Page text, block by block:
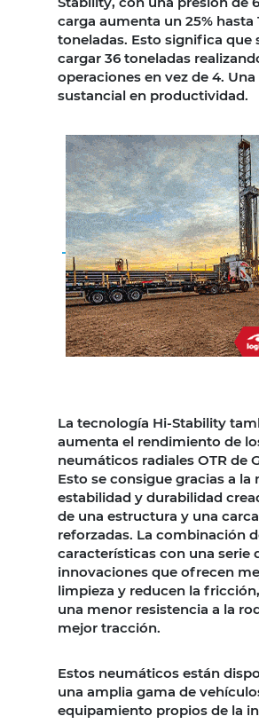
carga aumenta un 25% hasta
toneladas. Esto significa que
cargar 36 toneladas
operaciones en vez de 4.
sustancial en productividad.
La tecnología Hi-Stability
aumenta el rendimiento de
neumáticos radiales OTR de
Esto se consigue gracias a la
estabilidad y durabilidad
de una estructura y una
reforzadas. La combinación
características con una serie
innovaciones que ofrecen
limpieza y reducen la
una menor resistencia a la
mejor tracción.
Estos neumáticos están
una amplia gama de
equipamiento propios de la